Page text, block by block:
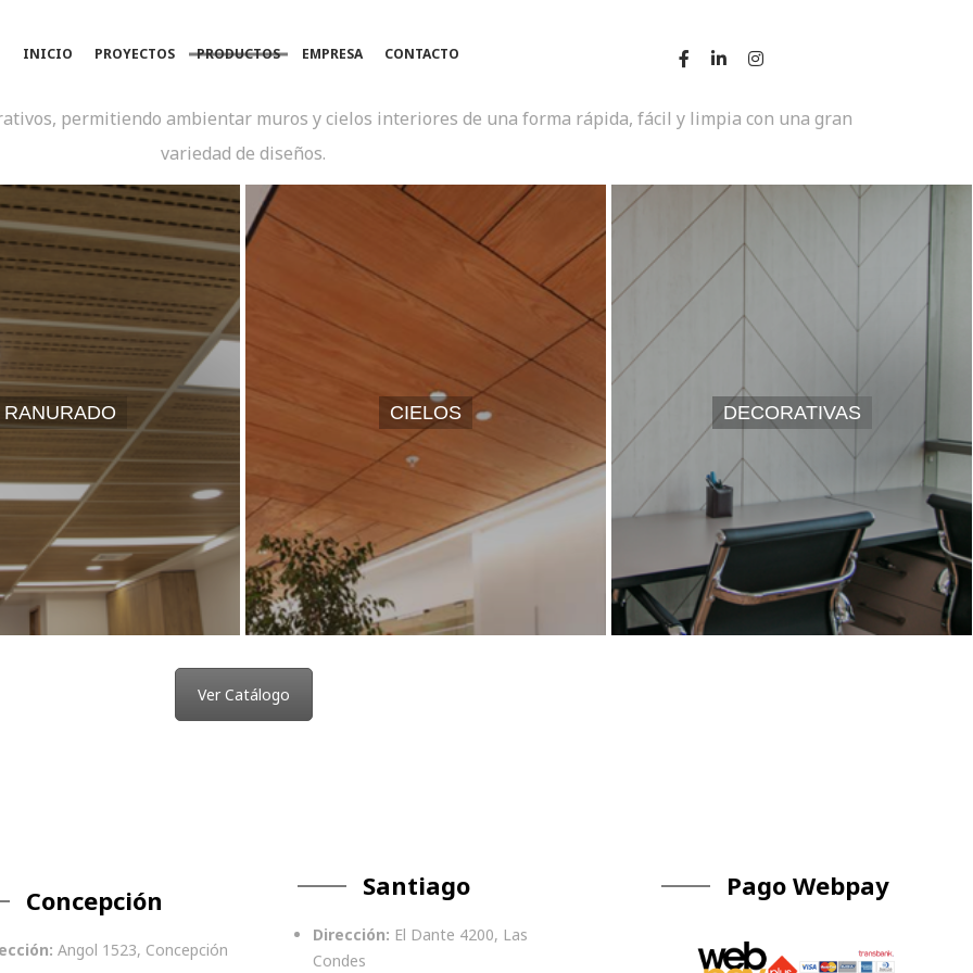
INICIO PROYECTOS PRODUCTOS EMPRESA CONTACTO
REVESTIMIENTOS
permitiendo ambientar muros y cielos interiores de una forma rápida, fácil y limpia con una gran
variedad de diseños.
RANURADO CIELOS DECORATIVAS
Ver Catálogo
Concepción
Angol 1523, Concepción
Santiago
Dirección: El Dante 4200, Las
Condes
Pago Webpay